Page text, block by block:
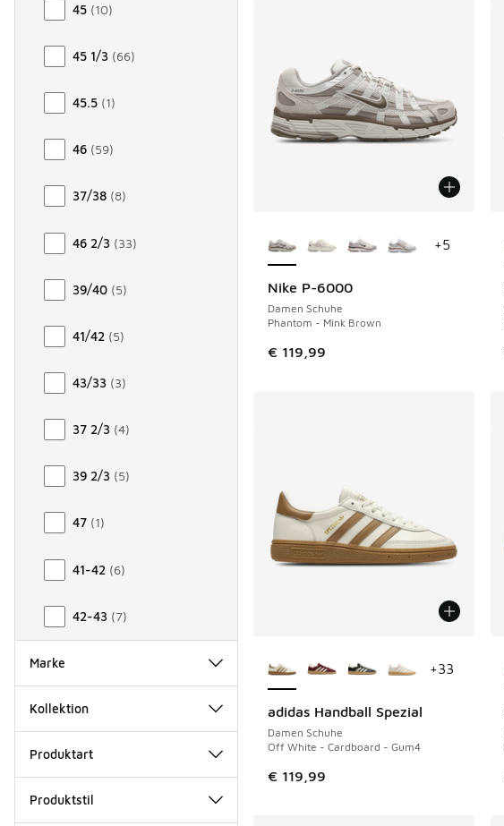
45 (10)
45 1/3 (66)
45.5 (1)
46 (59)
37/38 (8)
46 2/3 (33)
39/40 (5)
41/42 (5)
43/33 (3)
37 2/3 (4)
39 2/3 (5)
47 (1)
41-42 (6)
42-43 (7)
Marke
Kollektion
Produktart
Produktstil
Nike P-6000
Damen Schuhe
Phantom - Mink Brown
€ 119,99
+5
adidas Handball Spezial
Damen Schuhe
Off White - Cardboard - Gum4
€ 119,99
+33